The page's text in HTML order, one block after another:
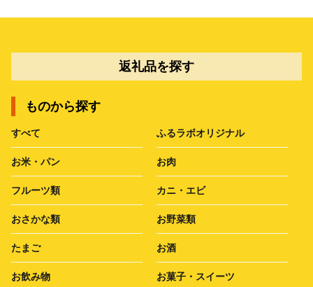
返礼品を探す
ものから探す
すべて ふるラボオリジナル
お米・パン お肉
フルーツ類 カニ・エビ
おさかな類 お野菜類
たまご お酒
お飲み物 お菓子・スイーツ